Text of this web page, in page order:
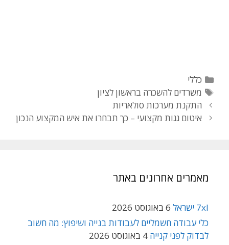
קטגוריות
כללי
תגיות
משרדים להשכרה בראשון לציון
ניווט
פוסטים
התקנת מערכות סולאריות
איטום גגות מקצועי – כך תבחרו את איש המקצוע הנכון
מאמרים אחרונים באתר
7xl ישראל
6 באוגוסט 2026
כלי עבודה חשמליים לעבודות בנייה ושיפוץ: מה חשוב
לבדוק לפני קנייה 4 באוגוסט 2026